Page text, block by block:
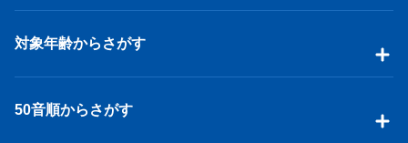
対象年齢からさがす
50音順からさがす